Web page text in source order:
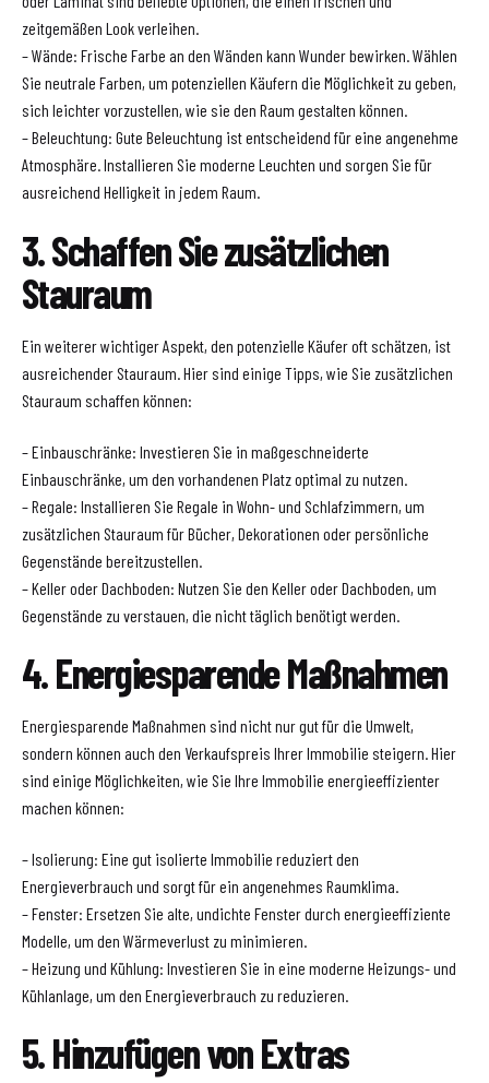
zeitgemäßen Look verleihen.
– Wände: Frische Farbe an den Wänden kann Wunder bewirken. Wählen
Sie neutrale Farben, um potenziellen Käufern die Möglichkeit zu geben,
sich leichter vorzustellen, wie sie den Raum gestalten können.
– Beleuchtung: Gute Beleuchtung ist entscheidend für eine angenehme
Atmosphäre. Installieren Sie moderne Leuchten und sorgen Sie für
ausreichend Helligkeit in jedem Raum.
3. Schaffen Sie zusätzlichen
Stauraum
Ein weiterer wichtiger Aspekt, den potenzielle Käufer oft schätzen, ist
ausreichender Stauraum. Hier sind einige Tipps, wie Sie zusätzlichen
Stauraum schaffen können:
– Einbauschränke: Investieren Sie in maßgeschneiderte
Einbauschränke, um den vorhandenen Platz optimal zu nutzen.
– Regale: Installieren Sie Regale in Wohn- und Schlafzimmern, um
zusätzlichen Stauraum für Bücher, Dekorationen oder persönliche
Gegenstände bereitzustellen.
– Keller oder Dachboden: Nutzen Sie den Keller oder Dachboden, um
Gegenstände zu verstauen, die nicht täglich benötigt werden.
4. Energiesparende Maßnahmen
Energiesparende Maßnahmen sind nicht nur gut für die Umwelt,
sondern können auch den Verkaufspreis Ihrer Immobilie steigern. Hier
sind einige Möglichkeiten, wie Sie Ihre Immobilie energieeffizienter
machen können:
– Isolierung: Eine gut isolierte Immobilie reduziert den
Energieverbrauch und sorgt für ein angenehmes Raumklima.
– Fenster: Ersetzen Sie alte, undichte Fenster durch energieeffiziente
Modelle, um den Wärmeverlust zu minimieren.
– Heizung und Kühlung: Investieren Sie in eine moderne Heizungs- und
Kühlanlage, um den Energieverbrauch zu reduzieren.
5. Hinzufügen von Extras